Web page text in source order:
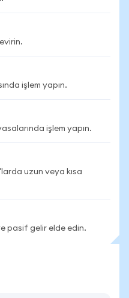
işlem yapın.
işlem yapın.
uzun veya kısa
pasif gelir elde edin.